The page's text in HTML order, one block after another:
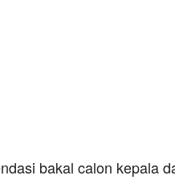
bakal calon kepala